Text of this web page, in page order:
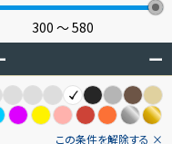
300 〜580
ー
この条件を解除する